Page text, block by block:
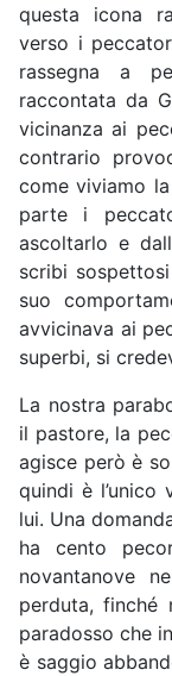
questa icona
verso i
rassegna a
raccontata da
vicinanza ai
contrario
come viviamo
parte i
ascoltarlo e
scribi
suo
avvicinava ai
superbi, si
La nostra
il pastore, la
agisce però è
quindi è
lui. Una
ha cento
novantanove
perduta,
paradosso che
è saggio